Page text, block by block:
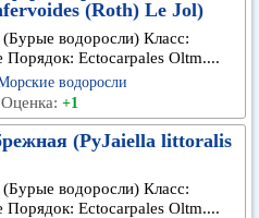
(Roth) Le Jol)
водоросли) Класс:
Порядок: Ectocarpales Oltm....
водоросли
+1
(PyJaiella littoralis
водоросли) Класс:
Порядок: Ectocarpales Oltm....